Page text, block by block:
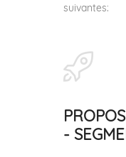
suivantes:
-